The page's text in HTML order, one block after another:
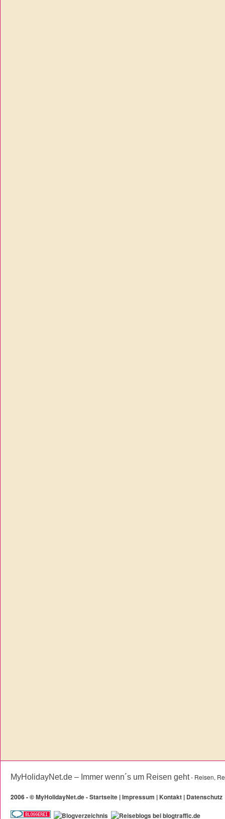
MyHolidayNet.de – Immer wenn´s um Reisen geht- Reisen,
2006 -©MyHolidayNet.de - Startseite |Impressum | Kontakt | Datenschutz